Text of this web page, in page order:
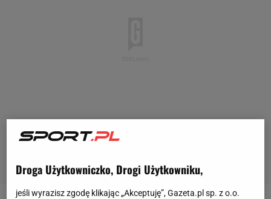
Droga Użytkowniczko, Drogi Użytkowniku,
jeśli wyrazisz zgodę klikając „Akceptuję”, Gazeta.pl sp. z o.o.